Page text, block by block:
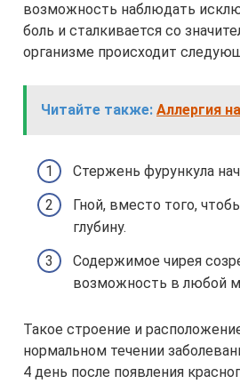
возможность наблюдать
боль и сталкивается со
организме происходит
Читайте также: Аллергия
Стержень фурункула
Гной, вместо того,
глубину.
Содержимое чирея
возможность в любой
Такое строение и
нормальном течении
4 день после появления